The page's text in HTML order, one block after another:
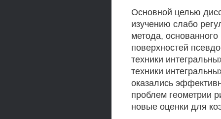
Основной целью
изучению слабо
метода,
поверхностей
техники
техники
оказались
проблем геометрии
новые оценки для